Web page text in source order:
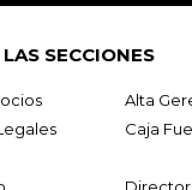
SECCIONES
Alta
Caja